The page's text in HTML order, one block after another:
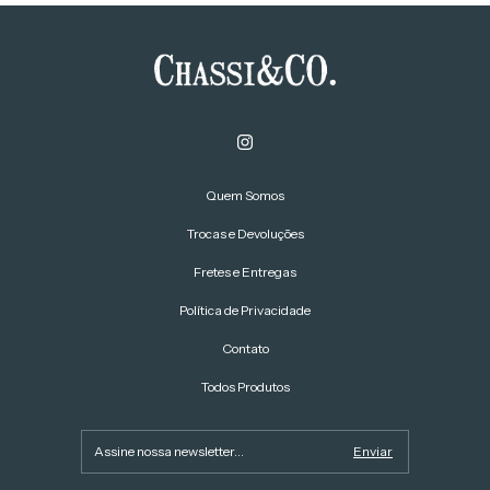
Quem Somos
Trocas e Devoluções
Fretes e Entregas
Política de Privacidade
Contato
Todos Produtos